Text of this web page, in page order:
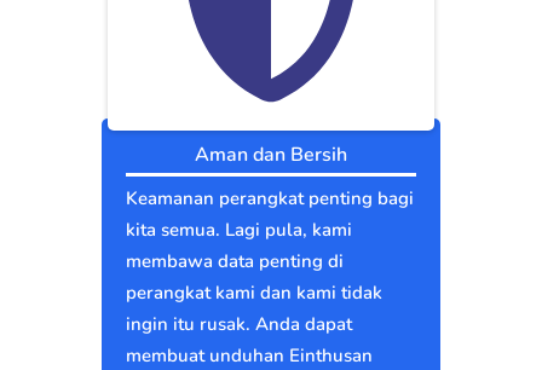
Aman dan Bersih
Keamanan perangkat penting bagi
kita semua. Lagi pula, kami
membawa data penting di
perangkat kami dan kami tidak
ingin itu rusak. Anda dapat
membuat unduhan Einthusan